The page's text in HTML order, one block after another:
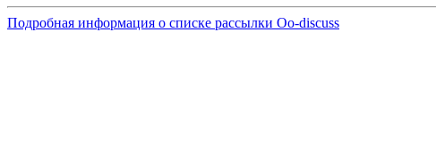
Подробная информация о списке рассылки Oo-discuss